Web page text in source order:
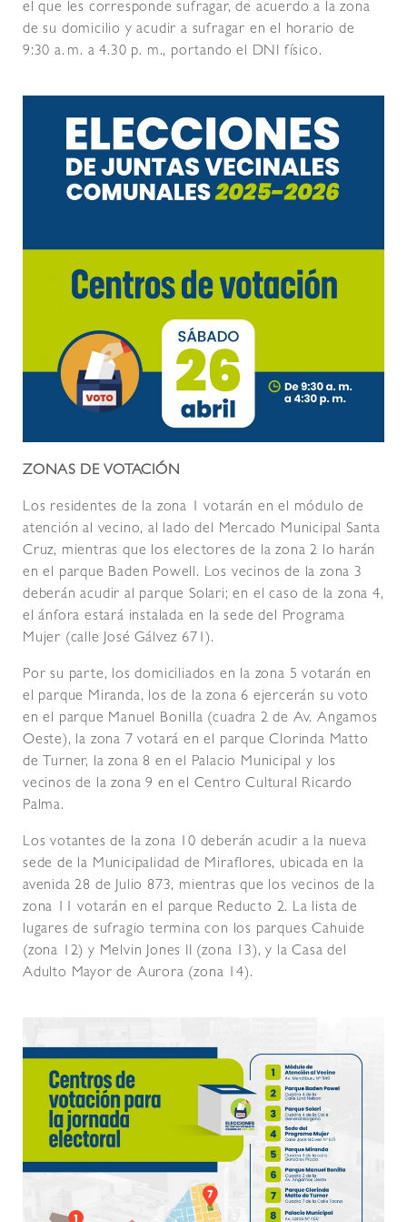
el que les corresponde sufragar, de acuerdo a la zona
de su domicilio y acudir a sufragar en el horario de
9:30 a. m. a 4.30 p. m., portando el DNI físico.
ZONAS DE VOTACIÓN
Los residentes de la zona 1 votarán en el módulo de
atención al vecino, al lado del Mercado Municipal Santa
Cruz, mientras que los electores de la zona 2 lo harán
en el parque Baden Powell. Los vecinos de la zona 3
deberán acudir al parque Solari; en el caso de la zona 4,
el ánfora estará instalada en la sede del Programa
Mujer (calle José Gálvez 671).
Por su parte, los domiciliados en la zona 5 votarán en
el parque Miranda, los de la zona 6 ejercerán su voto
en el parque Manuel Bonilla (cuadra 2 de Av. Angamos
Oeste), la zona 7 votará en el parque Clorinda Matto
de Turner, la zona 8 en el Palacio Municipal y los
vecinos de la zona 9 en el Centro Cultural Ricardo
Palma.
Los votantes de la zona 10 deberán acudir a la nueva
sede de la Municipalidad de Miraflores, ubicada en la
avenida 28 de Julio 873, mientras que los vecinos de la
zona 11 votarán en el parque Reducto 2. La lista de
lugares de sufragio termina con los parques Cahuide
(zona 12) y Melvin Jones II (zona 13), y la Casa del
Adulto Mayor de Aurora (zona 14).